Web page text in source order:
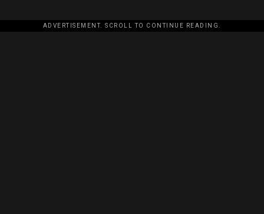
ADVERTISEMENT. SCROLL TO CONTINUE READING.